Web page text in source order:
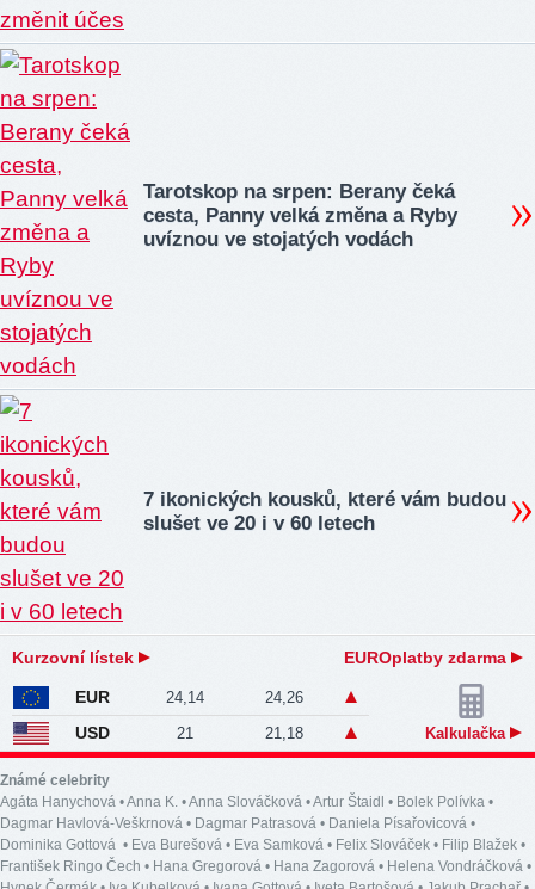
Tarotskop na srpen: Berany čeká
cesta, Panny velká změna a Ryby
uvíznou ve stojatých vodách
7 ikonických kousků, které vám budou
slušet ve 20 i v 60 letech
Kurzovní lístek EUROplatby zdarma
EUR 24,14 24,26
USD 21 21,18 Kalkulačka
Známé celebrity
Agáta Hanychová •Anna K. •Anna Slováčková •Artur Štaidl • Bolek Polívka •
Dagmar Havlová-Veškrnová • Dagmar Patrasová • Daniela Písařovicová •
Dominika Gottová • Eva Burešová • Eva Samková • Felix Slováček • Filip Blažek •
František Ringo Čech • Hana Gregorová • Hana Zagorová • Helena Vondráčková •